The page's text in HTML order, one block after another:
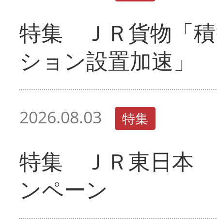
特集 ＪＲ貨物「
ション設置加速」
2026.08.03 特集
特集 ＪＲ東日本
ンペーン